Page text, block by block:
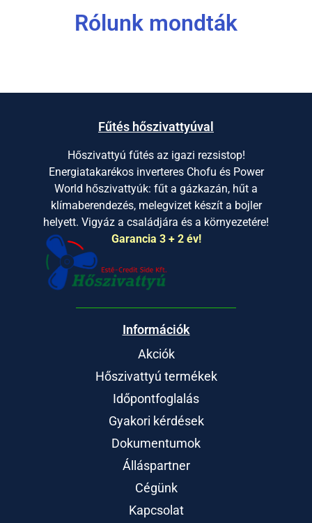
Rólunk mondták
Fűtés hőszivattyúval
Hőszivattyú fűtés az igazi rezsistop!
Energiatakarékos inverteres Chofu és Power
World hőszivattyúk: fűt a gázkazán, hűt a
klímaberendezés, melegvizet készít a bojler
helyett. Vigyáz a családjára és a környezetére!
Garancia 3 + 2 év!
Információk
Akciók
Hőszivattyú termékek
Időpontfoglalás
Gyakori kérdések
Dokumentumok
Álláspartner
Cégünk
Kapcsolat